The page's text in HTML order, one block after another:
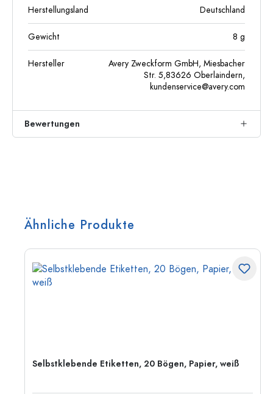
Herstellungsland Deutschland
Gewicht 8 g
Hersteller
Avery Zweckform GmbH, Miesbacher
Str. 5,83626 Oberlaindern,
kundenservice@avery.com
Bewertungen
Ähnliche Produkte
Selbstklebende Etiketten, 20 Bögen, Papier, weiß